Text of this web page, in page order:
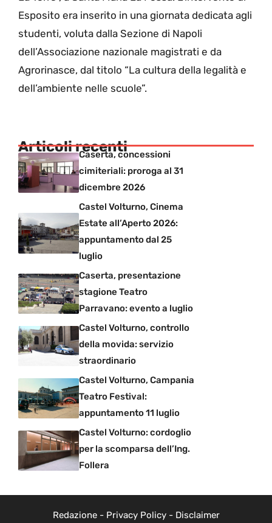
Esposito era inserito in una giornata dedicata agli
studenti, voluta dalla Sezione di Napoli
dell’Associazione nazionale magistrati e da
Agrorinasce, dal titolo “La cultura della legalità e
dell’ambiente nelle scuole”.
Articoli recenti
Caserta, concessioni
cimiteriali: proroga al 31
dicembre 2026
Castel Volturno, Cinema
Estate all’Aperto 2026:
appuntamento dal 25
luglio
Caserta, presentazione
stagione Teatro
Parravano: evento a luglio
Castel Volturno, controllo
della movida: servizio
straordinario
Castel Volturno, Campania
Teatro Festival:
appuntamento 11 luglio
Castel Volturno: cordoglio
per la scomparsa dell’Ing.
Follera
Redazione- Privacy Policy- Disclaimer